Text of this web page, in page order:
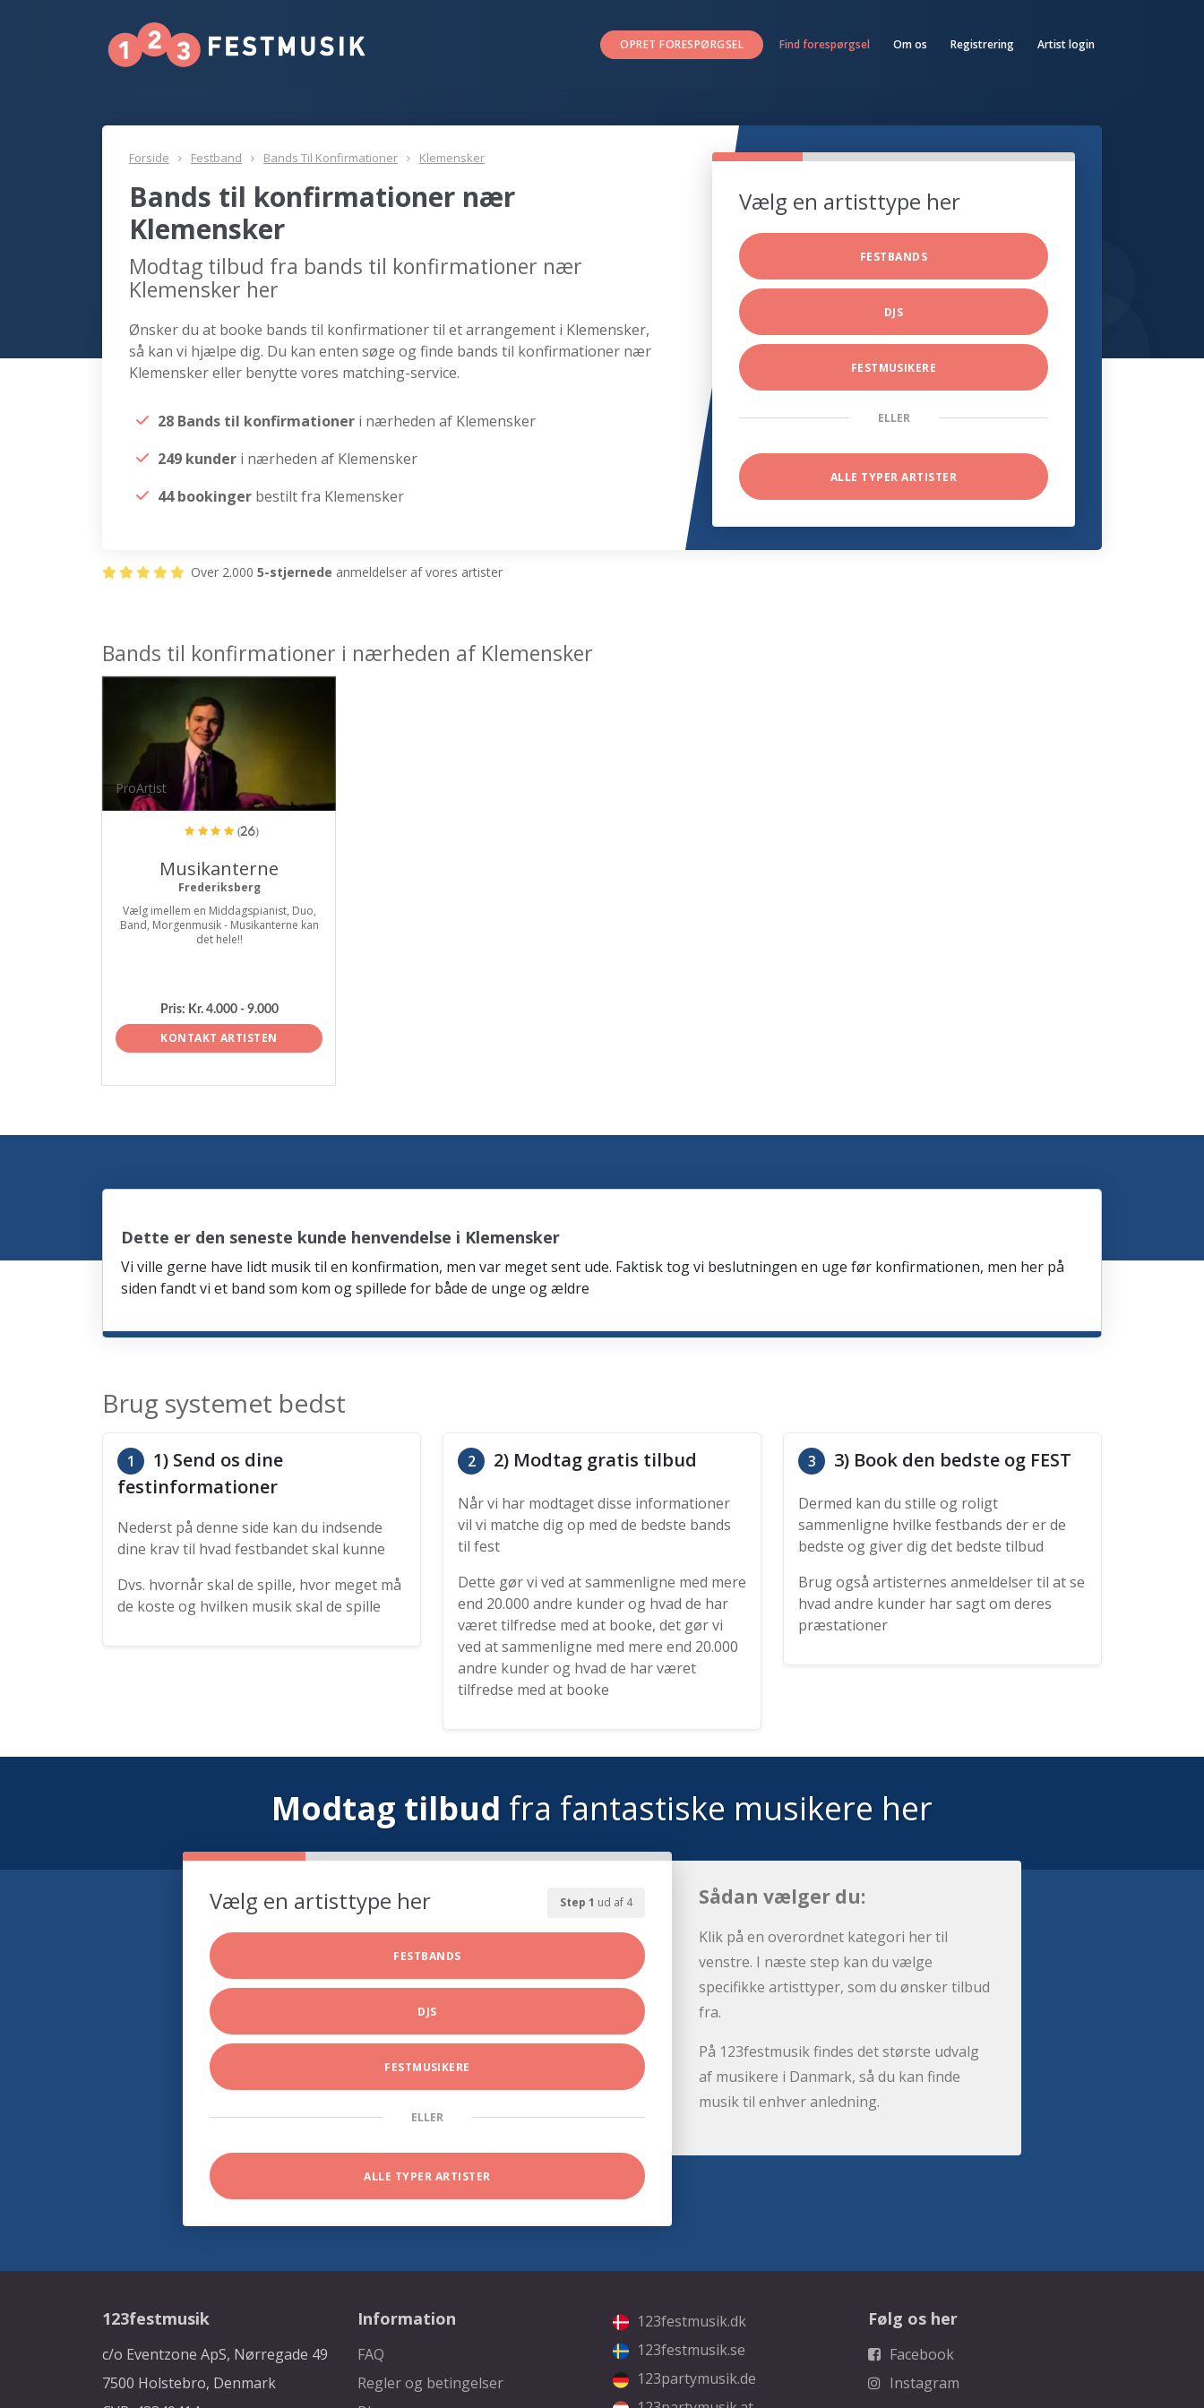
OPRET FORESPØRGSEL Find forespørgsel Om os Registrering Artist login
Forside Festband Bands Til Konfirmationer Klemensker
Bands til konfirmationer nær
Klemensker
Modtag tilbud fra bands til konfirmationer nær
Klemensker her
Ønsker du at booke bands til konfirmationer til et arrangement i Klemensker,
så kan vi hjælpe dig. Du kan enten søge og finde bands til konfirmationer nær
Klemensker eller benytte vores matching-service.
28 Bands til konfirmationer i nærheden af Klemensker
249 kunder i nærheden af Klemensker
44 bookinger bestilt fra Klemensker
Vælg en artisttype her
FESTBANDS
DJS
FESTMUSIKERE
ELLER
ALLE TYPER ARTISTER
Over 2.000 5-stjernede anmeldelser af vores artister
Bands til konfirmationer i nærheden af Klemensker
ProArtist
(26)
Musikanterne
Frederiksberg
Vælg imellem en Middagspianist, Duo,
Band, Morgenmusik - Musikanterne kan
det hele!!
Pris: Kr. 4.000 - 9.000
KONTAKT ARTISTEN
Dette er den seneste kunde henvendelse i Klemensker
Vi ville gerne have lidt musik til en konfirmation, men var meget sent ude. Faktisk tog vi beslutningen en uge før konfirmationen, men her på
siden fandt vi et band som kom og spillede for både de unge og ældre
Brug systemet bedst
1
1) Send os dine
festinformationer
Nederst på denne side kan du indsende
dine krav til hvad festbandet skal kunne
Dvs. hvornår skal de spille, hvor meget må
de koste og hvilken musik skal de spille
2 2) Modtag gratis tilbud
Når vi har modtaget disse informationer
vil vi matche dig op med de bedste bands
til fest
Dette gør vi ved at sammenligne med mere
end 20.000 andre kunder og hvad de har
været tilfredse med at booke, det gør vi
ved at sammenligne med mere end 20.000
andre kunder og hvad de har været
tilfredse med at booke
3 3) Book den bedste og FEST
Dermed kan du stille og roligt
sammenligne hvilke festbands der er de
bedste og giver dig det bedste tilbud
Brug også artisternes anmeldelser til at se
hvad andre kunder har sagt om deres
præstationer
Modtag tilbud fra fantastiske musikere her
Step 1 ud af 4
Vælg en artisttype her
FESTBANDS
DJS
FESTMUSIKERE
ELLER
ALLE TYPER ARTISTER
Sådan vælger du:
Klik på en overordnet kategori her til
venstre. I næste step kan du vælge
specifikke artisttyper, som du ønsker tilbud
fra.
På 123festmusik findes det største udvalg
af musikere i Danmark, så du kan finde
musik til enhver anledning.
123festmusik
c/o Eventzone ApS, Nørregade 49
7500 Holstebro, Denmark
Information
FAQ
Regler og betingelser
123festmusik.dk
123festmusik.se
123partymusik.de
Følg os her
Facebook
Instagram